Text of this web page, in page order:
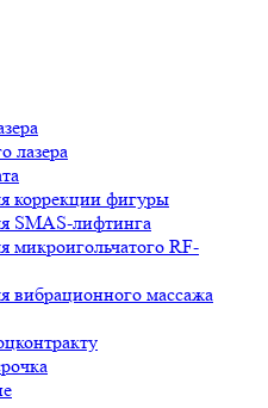
лазера
коррекции фигуры
SMAS-лифтинга
микроигольчатого RF-
вибрационного массажа